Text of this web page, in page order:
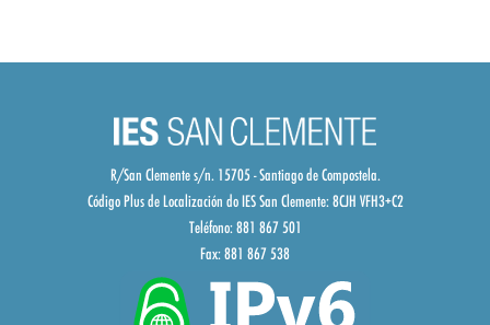
R/San Clemente s/n. 15705 - Santiago de Compostela.
Código Plus de Localización do IES San Clemente:8CJH VFH3+C2
Teléfono: 881 867 501
Fax: 881 867 538